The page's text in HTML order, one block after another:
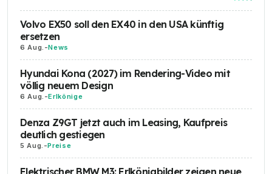
Volvo EX50 soll den EX40 in den USA künftig
ersetzen
6 Aug. -News
Hyundai Kona (2027) im Rendering-Video mit
völlig neuem Design
6 Aug. -Erlkönige
Denza Z9GT jetzt auch im Leasing, Kaufpreis
deutlich gestiegen
5 Aug. -Preise